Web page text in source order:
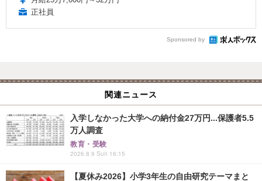
正社員
Sponsored by
関連ニュース
入学しなかった大学への納付金27万円...保護者5.5
万人調査
教育・受験
2026.8.9 Sun 16:15
【夏休み2026】小学3年生の自由研究テーマまと